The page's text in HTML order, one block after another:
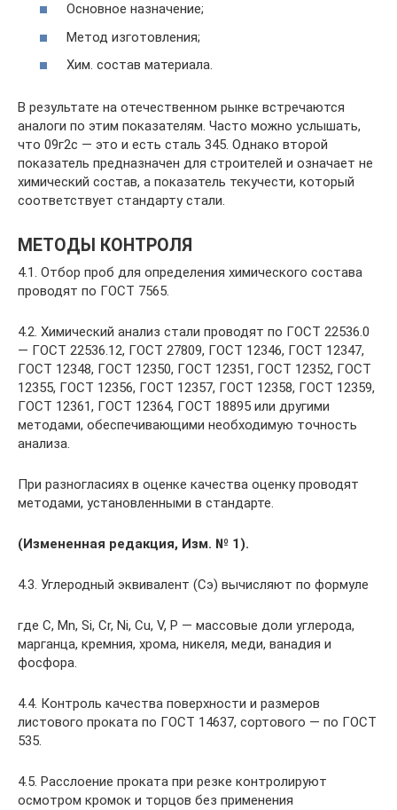
Основное назначение;
Метод изготовления;
Хим. состав материала.
В результате на отечественном рынке встречаются
аналоги по этим показателям. Часто можно услышать,
что 09г2с — это и есть сталь 345. Однако второй
показатель предназначен для строителей и означает не
химический состав, а показатель текучести, который
соответствует стандарту стали.
МЕТОДЫ КОНТРОЛЯ
4.1. Отбор проб для определения химического состава
проводят по ГОСТ 7565.
4.2. Химический анализ стали проводят по ГОСТ 22536.0
— ГОСТ 22536.12, ГОСТ 27809, ГОСТ 12346, ГОСТ 12347,
ГОСТ 12348, ГОСТ 12350, ГОСТ 12351, ГОСТ 12352, ГОСТ
12355, ГОСТ 12356, ГОСТ 12357, ГОСТ 12358, ГОСТ 12359,
ГОСТ 12361, ГОСТ 12364, ГОСТ 18895 или другими
методами, обеспечивающими необходимую точность
анализа.
При разногласиях в оценке качества оценку проводят
методами, установленными в стандарте.
(Измененная редакция, Изм. № 1).
4.3. Углеродный эквивалент (Сэ) вычисляют по формуле
где С, Мn, Si, Сr, Ni, Сu, V, Р — массовые доли углерода,
марганца, кремния, хрома, никеля, меди, ванадия и
фосфора.
4.4. Контроль качества поверхности и размеров
листового проката по ГОСТ 14637, сортового — по ГОСТ
535.
4.5. Расслоение проката при резке контролируют
осмотром кромок и торцов без применения